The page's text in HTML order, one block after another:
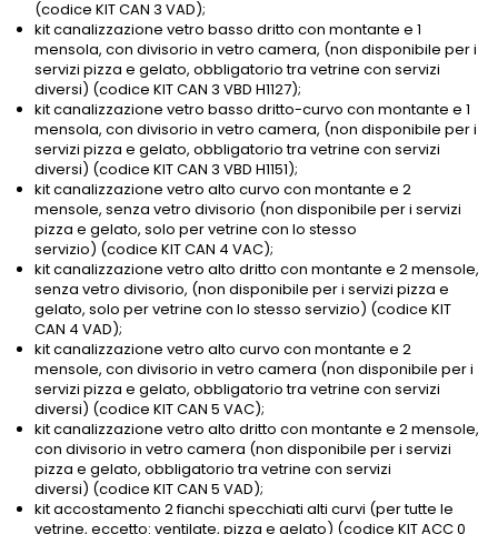
(codice KIT CAN 3 VAD);
kit canalizzazione vetro basso dritto con montante e 1
mensola, con divisorio in vetro camera, (non disponibile per i
servizi pizza e gelato, obbligatorio tra vetrine con servizi
diversi) (codice KIT CAN 3 VBD H1127);
kit canalizzazione vetro basso dritto-curvo con montante e 1
mensola, con divisorio in vetro camera, (non disponibile per i
servizi pizza e gelato, obbligatorio tra vetrine con servizi
diversi) (codice KIT CAN 3 VBD H1151);
kit canalizzazione vetro alto curvo con montante e 2
mensole, senza vetro divisorio (non disponibile per i servizi
pizza e gelato, solo per vetrine con lo stesso
servizio) (codice KIT CAN 4 VAC);
kit canalizzazione vetro alto dritto con montante e 2 mensole,
senza vetro divisorio, (non disponibile per i servizi pizza e
gelato, solo per vetrine con lo stesso servizio) (codice KIT
CAN 4 VAD);
kit canalizzazione vetro alto curvo con montante e 2
mensole, con divisorio in vetro camera (non disponibile per i
servizi pizza e gelato, obbligatorio tra vetrine con servizi
diversi) (codice KIT CAN 5 VAC);
kit canalizzazione vetro alto dritto con montante e 2 mensole,
con divisorio in vetro camera (non disponibile per i servizi
pizza e gelato, obbligatorio tra vetrine con servizi
diversi) (codice KIT CAN 5 VAD);
kit accostamento 2 fianchi specchiati alti curvi (per tutte le
vetrine, eccetto: ventilate, pizza e gelato) (codice KIT ACC 0